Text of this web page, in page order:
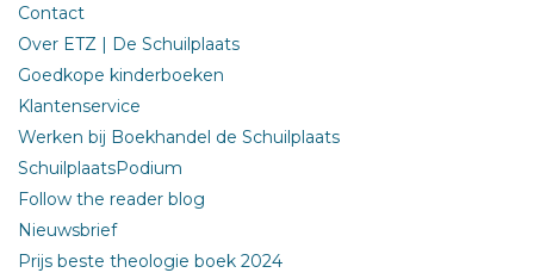
Contact
Over ETZ | De Schuilplaats
Goedkope kinderboeken
Klantenservice
Werken bij Boekhandel de Schuilplaats
SchuilplaatsPodium
Follow the reader blog
Nieuwsbrief
Prijs beste theologie boek 2024